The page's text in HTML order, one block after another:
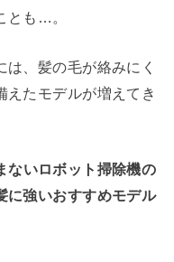
とも…。
、髪の毛が絡みにく
えたモデルが増えてき
ないロボット掃除機の
に強いおすすめモデル